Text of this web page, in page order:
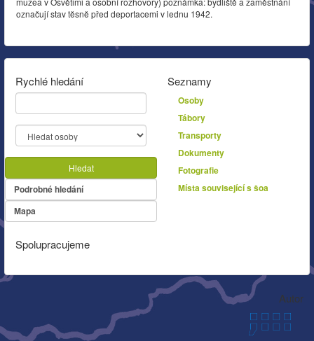
označují stav těsně před deportacemi v lednu 1942.
Rychlé hledání
Hledat
Podrobné hledání
Mapa
Seznamy
Osoby
Tábory
Transporty
Dokumenty
Fotografie
Místa související s šoa
Spolupracujeme
Autor